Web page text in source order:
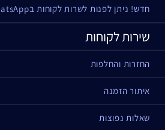
חדש! ניתן לפנות לשרות לקוחות בWhatsApp
שירות לקוחות
החזרות והחלפות
איתור הזמנה
שאלות נפוצות